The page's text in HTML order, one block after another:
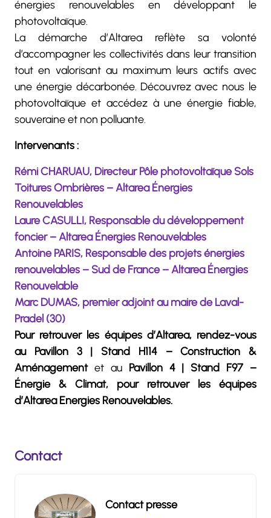
énergies renouvelables en développant le
photovoltaïque.
La démarche d’Altarea reflète sa volonté
d’accompagner les collectivités dans leur transition
tout en valorisant au maximum leurs actifs avec
une énergie décarbonée. Découvrez avec nous le
photovoltaïque et accédez à une énergie fiable,
souveraine et non polluante.
Intervenants :
Rémi CHARUAU, Directeur Pôle photovoltaïque Sols
Toitures Ombrières – Altarea Énergies
Renouvelables
Laure CASULLI, Responsable du développement
foncier – Altarea Énergies Renouvelables
Antoine PARIS, Responsable des projets énergies
renouvelables – Sud de France – Altarea Énergies
Renouvelable
Marc DUMAS, premier adjoint au maire de Laval-
Pradel (30)
Pour retrouver les équipes d’Altarea, rendez-vous
au Pavillon 3 | Stand H114 – Construction &
Aménagementet au Pavillon 4 | Stand F97 –
Énergie & Climat, pour retrouver les équipes
d’Altarea Energies Renouvelables.
Contact
Contact presse